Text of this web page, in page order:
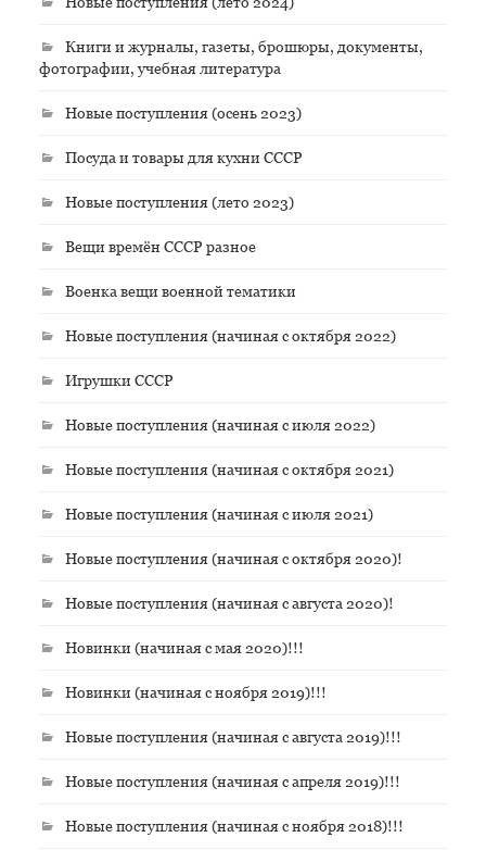
Книги и журналы, газеты, брошюры, документы,
фотографии, учебная литература
Новые поступления (осень 2023)
Посуда и товары для кухни СССР
Новые поступления (лето 2023)
Вещи времён СССР разное
Военка вещи военной тематики
Новые поступления (начиная с октября 2022)
Игрушки СССР
Новые поступления (начиная с июля 2022)
Новые поступления (начиная с октября 2021)
Новые поступления (начиная с июля 2021)
Новые поступления (начиная с октября 2020)!
Новые поступления (начиная с августа 2020)!
Новинки (начиная с мая 2020)!!!
Новинки (начиная с ноября 2019)!!!
Новые поступления (начиная с августа 2019)!!!
Новые поступления (начиная с апреля 2019)!!!
Новые поступления (начиная с ноября 2018)!!!